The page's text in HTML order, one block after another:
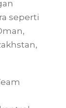
seperti